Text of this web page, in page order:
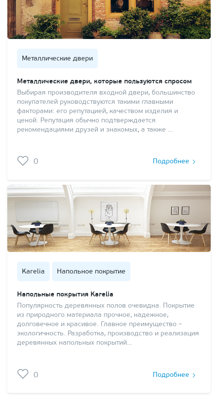
Металлические двери
Металлические двери, которые пользуются спросом
Выбирая производителя входной двери, большинство
покупателей руководствуются такими главными
факторами: его репутацией, качеством изделия и
ценой. Репутация обычно подтверждается
рекомендациями друзей и знакомых, а также …
0 Подробнее
Karelia Напольное покрытие
Напольные покрытия Karelia
Популярность деревянных полов очевидна. Покрытие
из природного материала прочное, надежное,
долговечное и красивое. Главное преимущество –
экологичность. Разработка, производство и реализация
деревянных напольных покрытий…
0 Подробнее